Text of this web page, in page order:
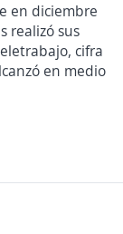
en diciembre
realizó sus
cifra
en medio